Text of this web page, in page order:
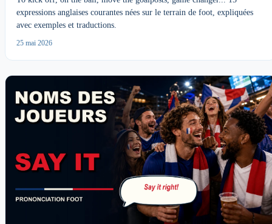
expressions anglaises courantes nées sur le terrain de foot, expliquées
avec exemples et traductions.
25 mai 2026